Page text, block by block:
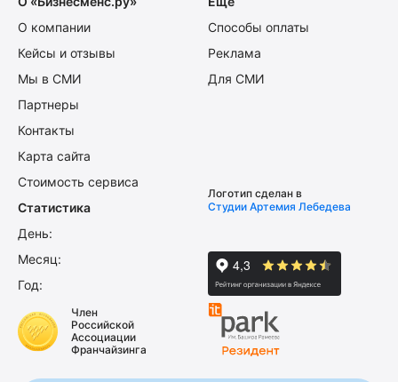
О компании
Кейсы и отзывы
Мы в СМИ
Партнеры
Контакты
Карта сайта
Стоимость сервиса
Способы оплаты
Реклама
Для СМИ
Статистика
День:
Месяц:
Год:
Логотип сделан в
Студии Артемия Лебедева
Член
Российской
Ассоциации
Франчайзинга